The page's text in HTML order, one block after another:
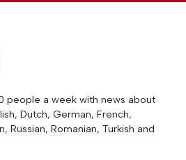
people a week with news about
Dutch, German, French,
Russian, Romanian, Turkish and